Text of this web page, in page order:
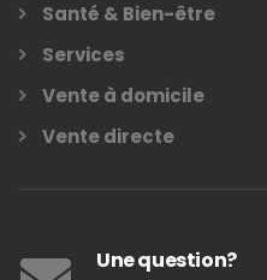
Santé & Bien-être
Services
Vente à domicile
Vente directe
Une question?